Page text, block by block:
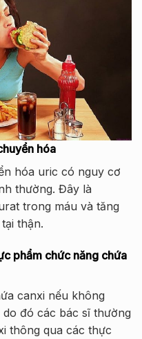
hóa
hóa uric có nguy cơ
thường. Đây là
trong máu và tăng
thận.
phẩm chức năng chứa
canxi nếu không
đó các bác sĩ thường
thông qua các thực